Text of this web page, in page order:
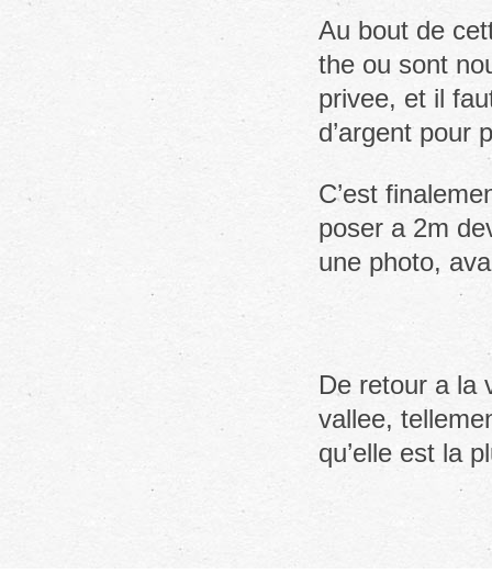
Au bout de
the ou sont
privee, et il
d’argent
C’est
poser a 2m
une photo,
De retour a la
vallee,
qu’elle est la